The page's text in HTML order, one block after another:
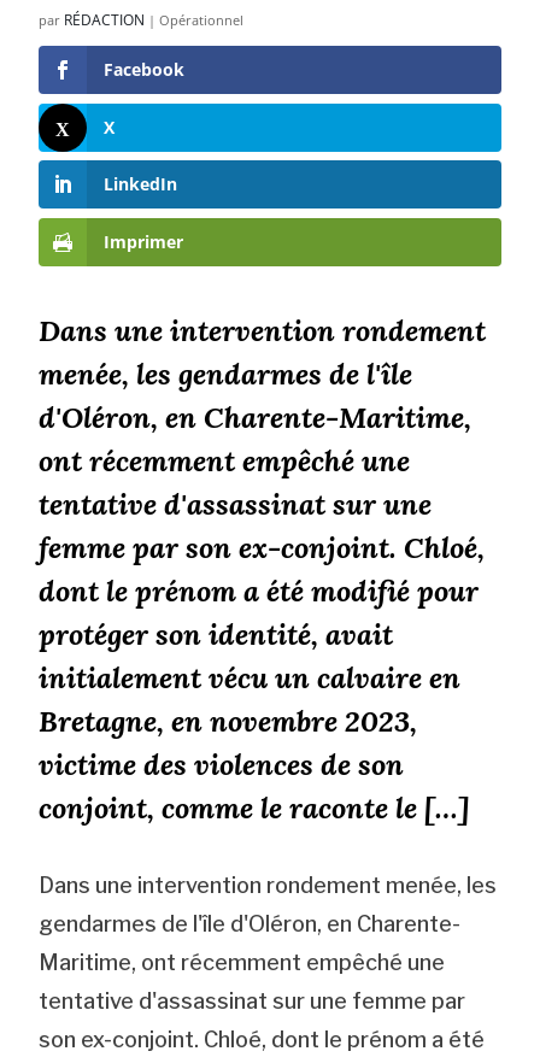
par RÉDACTION |Opérationnel
Facebook
X
LinkedIn
Imprimer
Dans une intervention rondement
menée, les gendarmes de l'île
d'Oléron, en Charente-Maritime,
ont récemment empêché une
tentative d'assassinat sur une
femme par son ex-conjoint. Chloé,
dont le prénom a été modifié pour
protéger son identité, avait
initialement vécu un calvaire en
Bretagne, en novembre 2023,
victime des violences de son
conjoint, comme le raconte le […]
Dans une intervention rondement menée, les
gendarmes de l'île d'Oléron, en Charente-
Maritime, ont récemment empêché une
tentative d'assassinat sur une femme par
son ex-conjoint. Chloé, dont le prénom a été